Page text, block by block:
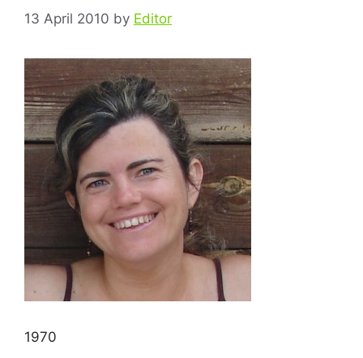
13 April 2010 by Editor
1970